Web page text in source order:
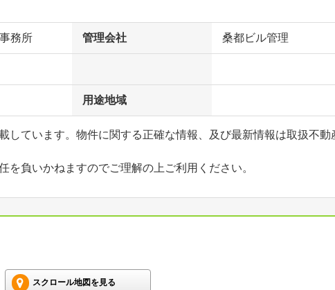
務所 管理会社 桑都ビル管理
用途地域
しています。物件に関する正確な情報、及び最新情報は取扱不動
負いかねますのでご理解の上ご利用ください。
スクロール地図を見る